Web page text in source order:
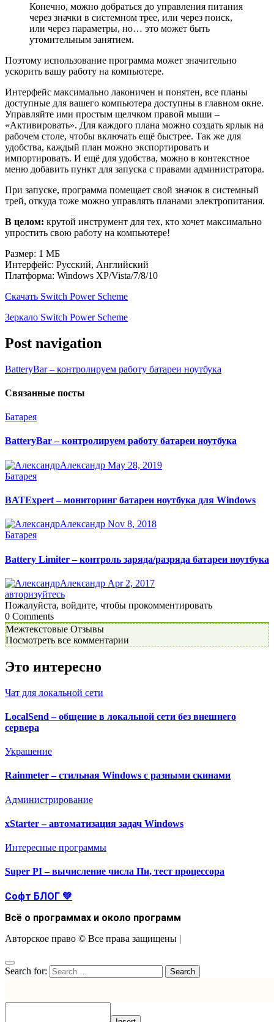
Конечно, можно добраться до управления питания
через значки в системном трее, или через поиск,
или через параметры, но… это может быть
утомительным занятием.
Поэтому использование программа может значительно
ускорить вашу работу на компьютере.
Интерфейс максимально лаконичен и понятен, все планы
доступные для вашего компьютера доступны в главном окне.
Управляйте ими простым щелчком правой мыши –
«Активировать». Для каждого плана можно создать ярлык на
рабочем столе, чтобы включать ещё быстрее. Так же для
удобства, каждый план можно экспортировать и
импортировать. И ещё для удобства, можно в контекстное
меню добавить пункт для запуска с правами администратора.
При запуске, программа помещает свой значок в системный
трей, откуда тоже можно управлять планами электропитания.
В целом: крутой инструмент для тех, кто хочет максимально
упростить свою работу на компьютере!
Размер: 1 МБ
Интерфейс: Русский, Английский
Платформа: Windows XP/Vista/7/8/10
Скачать Switch Power Scheme
Зеркало Switch Power Scheme
Post navigation
BatteryBar – контролируем работу батареи ноутбука
Связанные посты
Батарея
BatteryBar – контролируем работу батареи ноутбука
Александр May 28, 2019
Батарея
BATExpert – мониторинг батареи ноутбука для Windows
Александр Nov 8, 2018
Батарея
Battery Limiter – контроль заряда/разряда батареи ноутбука
Александр Apr 2, 2017
авторизуйтесь
Пожалуйста, войдите, чтобы прокомментировать
0 Comments
Межтекстовые Отзывы
Посмотреть все комментарии
Это интересно
Чат для локальной сети
LocalSend – общение в локальной сети без внешнего
сервера
Украшение
Rainmeter – стильная Windows с разными скинами
Администрирование
xStarter – автоматизация задач Windows
Интересные программы
Super PI – вычисление числа Пи, тест процессора
Софт БЛОГ 💚
Всё о программах и около программ
Авторское право © Все права защищены |
Search for: